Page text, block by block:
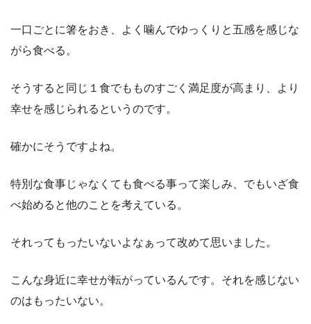
一口ごとに箸をおき、よく噛んでゆっくりと五感を感じな
がら食べる。
そうすると同じ１食でもものすごく満足度が高まり、より
幸せを感じられるというのです。
確かにそうですよね。
特別な食事じゃなくても食べる事って楽しみ、でもいざ食
べ始めると他のことを考えている。
それってもったいないよなぁって改めて思いました。
こんな身近に幸せが転がっているんです。それを感じない
のはもったいない。